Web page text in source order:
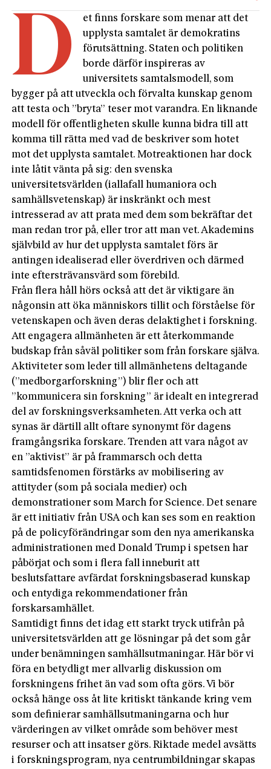
D
et finns forskare som menar att det
upplysta samtalet är demokratins
förutsättning. Staten och politiken
borde därför inspireras av
universitets samtalsmodell, som
bygger på att utveckla och förvalta kunskap genom
att testa och ”bryta” teser mot varandra. En liknande
modell för offentligheten skulle kunna bidra till att
komma till rätta med vad de beskriver som hotet
mot det upplysta samtalet. Motreaktionen har dock
inte låtit vänta på sig: den svenska
universitetsvärlden (iallafall humaniora och
samhällsvetenskap) är inskränkt och mest
intresserad av att prata med dem som bekräftar det
man redan tror på, eller tror att man vet. Akademins
självbild av hur det upplysta samtalet förs är
antingen idealiserad eller överdriven och därmed
inte eftersträvansvärd som förebild.
Från flera håll hörs också att det är viktigare än
någonsin att öka människors tillit och förståelse för
vetenskapen och även deras delaktighet i forskning.
Att engagera allmänheten är ett återkommande
budskap från såväl politiker som från forskare själva.
Aktiviteter som leder till allmänhetens deltagande
(”medborgarforskning”) blir fler och att
”kommunicera sin forskning” är idealt en integrerad
del av forskningsverksamheten. Att verka och att
synas är därtill allt oftare synonymt för dagens
framgångsrika forskare. Trenden att vara något av
en ”aktivist” är på frammarsch och detta
samtidsfenomen förstärks av mobilisering av
attityder (som på sociala medier) och
demonstrationer som March for Science. Det senare
är ett initiativ från USA och kan ses som en reaktion
på de policyförändringar som den nya amerikanska
administrationen med Donald Trump i spetsen har
påbörjat och som i flera fall inneburit att
beslutsfattare avfärdat forskningsbaserad kunskap
och entydiga rekommendationer från
forskarsamhället.
Samtidigt finns det idag ett starkt tryck utifrån på
universitetsvärlden att ge lösningar på det som går
under benämningen samhällsutmaningar. Här bör vi
föra en betydligt mer allvarlig diskussion om
forskningens frihet än vad som ofta görs. Vi bör
också hänge oss åt lite kritiskt tänkande kring vem
som definierar samhällsutmaningarna och hur
värderingen av vilket område som behöver mest
resurser och att insatser görs. Riktade medel avsätts
i forskningsprogram, nya centrumbildningar skapas